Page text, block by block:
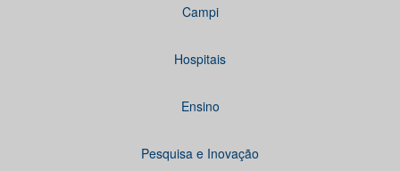
Campi
Hospitais
Ensino
Pesquisa e Inovação